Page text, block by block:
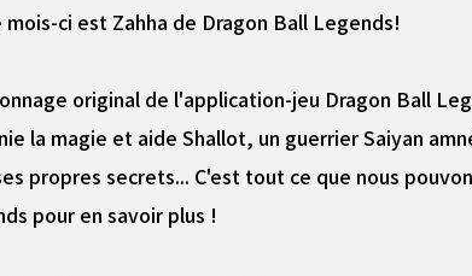
ci est Zahha de Dragon Ball Legends!
original de l'application-jeu Dragon Ball
la magie et aide Shallot, un guerrier Saiyan
propres secrets... C'est tout ce que nous
pour en savoir plus !